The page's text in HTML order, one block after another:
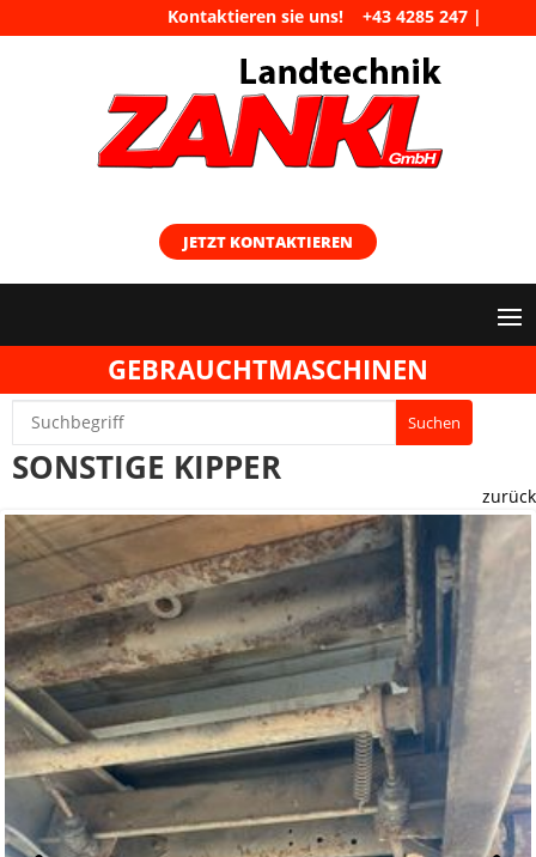
Kontaktieren sie uns!+43 4285 247 |
maschinen@landtechnik-zankl.at
JETZT KONTAKTIEREN
GEBRAUCHTMASCHINEN
SONSTIGE KIPPER
zurück